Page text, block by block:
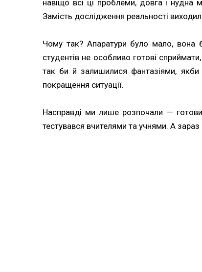
навіщо всі ці проблеми, довга і нудна
Замість дослідження реальності
Чому так? Апаратури було мало, вона
студентів не особливо готові
так би й залишилися фантазіями,
покращення ситуації.
Насправді ми лише розпочали —
тестувався вчителями та учнями. А